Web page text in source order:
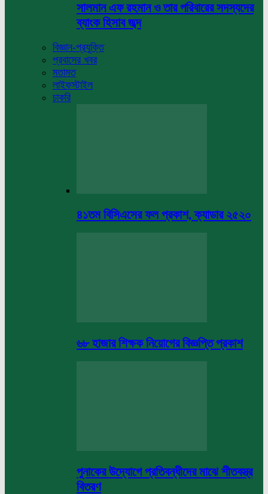
সালমান এফ রহমান ও তার পরিবারের সদস্যদের
ব্যাংক হিসাব জব্দ
বিজ্ঞান-প্রযুক্তি
প্রবাসের খবর
মতামত
লাইফস্টাইল
চাকরি
৪১তম বিসিএসের ফল প্রকাশ, ক্যাডার ২৫২০
৬৮ হাজার শিক্ষক নিয়োগের বিজ্ঞপ্তি প্রকাশ
পুনাকের উদ্যোগে প্রতিবন্ধীদের মাঝে শীতবস্ত্র
বিতরণ